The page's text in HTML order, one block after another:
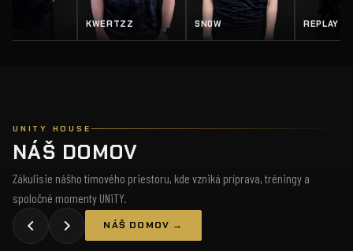
KWERTZZ SN0W REPLAY
UNITY HOUSE
NÁŠ DOMOV
Zákulisie nášho tímového priestoru, kde vzniká príprava, tréningy a
spoločné momenty UNiTY.
NÁŠ DOMOV →